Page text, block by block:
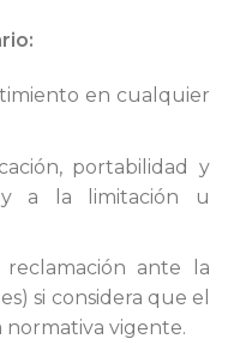
en cualquier
portabilidad y
a la limitación u
ante la
si considera que el
normativa vigente.